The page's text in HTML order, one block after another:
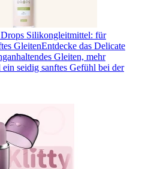
Silikongleitmittel: für
GleitenEntdecke das Delicate
Gleiten, mehr
seidig sanftes Gefühl bei der